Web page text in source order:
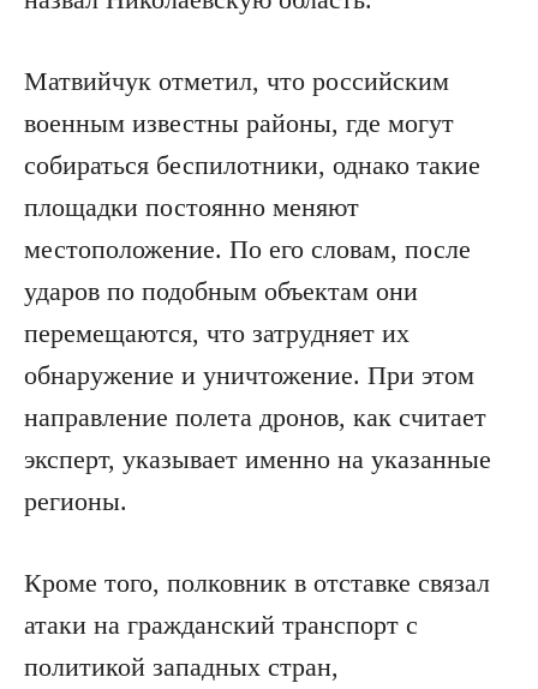
Матвийчук отметил, что российским
военным известны районы, где могут
собираться беспилотники, однако такие
площадки постоянно меняют
местоположение. По его словам, после
ударов по подобным объектам они
перемещаются, что затрудняет их
обнаружение и уничтожение. При этом
направление полета дронов, как считает
эксперт, указывает именно на указанные
регионы.
Кроме того, полковник в отставке связал
атаки на гражданский транспорт с
политикой западных стран,